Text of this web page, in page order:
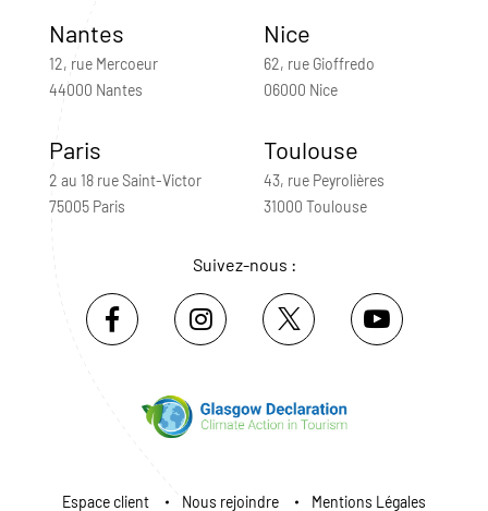
Nantes
12, rue Mercoeur
44000 Nantes
Nice
62, rue Gioffredo
06000 Nice
Paris
2 au 18 rue Saint-Victor
75005 Paris
Toulouse
43, rue Peyrolières
31000 Toulouse
Suivez-nous :
Espace client Nous rejoindre Mentions Légales